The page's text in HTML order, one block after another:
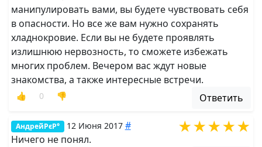
манипулировать вами, вы будете чувствовать себя
в опасности. Но все же вам нужно сохранять
хладнокровие. Если вы не будете проявлять
излишнюю нервозность, то сможете избежать
многих проблем. Вечером вас ждут новые
знакомства, а также интересные встречи.
👍 0 👎 Ответить
АндрейРєР° 12 Июня 2017 # ★★★★★
Ничего не понял.